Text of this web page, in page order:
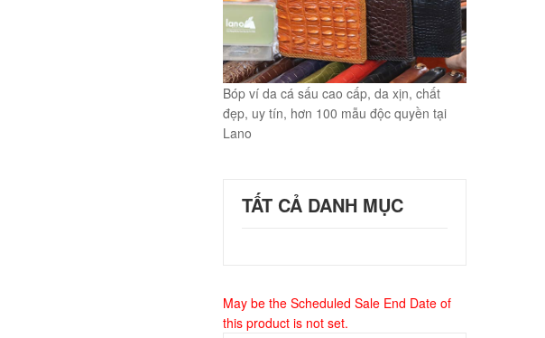
Bóp ví da cá sấu cao cấp, da xịn, chất
đẹp, uy tín, hơn 100 mẫu độc quyền tại
Lano
TẤT CẢ DANH MỤC
May be the Scheduled Sale End Date of
this product is not set.